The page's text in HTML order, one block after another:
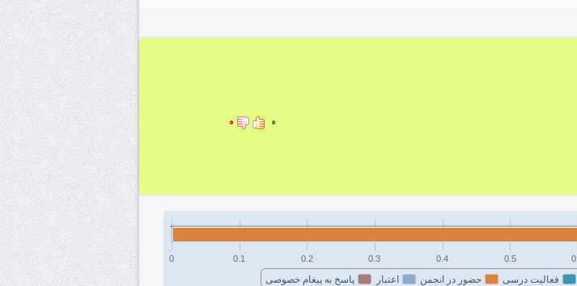
۰ ۰
فعالیت درسی حضور در انجمن اعتبار پاسخ به پیغام خصوصی
0 0.1 0.2 0.3 0.4 0.5